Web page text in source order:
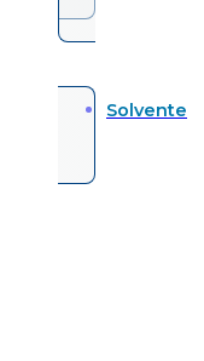
Solvente